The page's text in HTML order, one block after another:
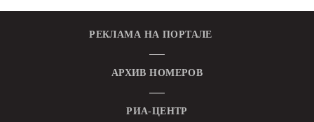
РЕКЛАМА НА ПОРТАЛЕ
АРХИВ НОМЕРОВ
РИА-ЦЕНТР